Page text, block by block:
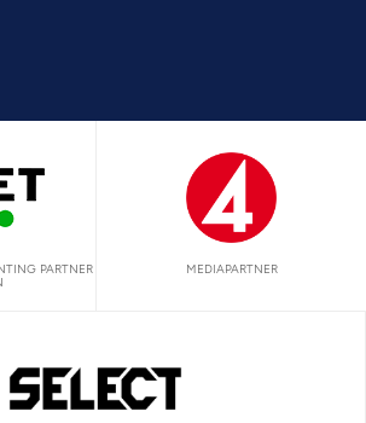
PARTNER
MEDIAPARTNER